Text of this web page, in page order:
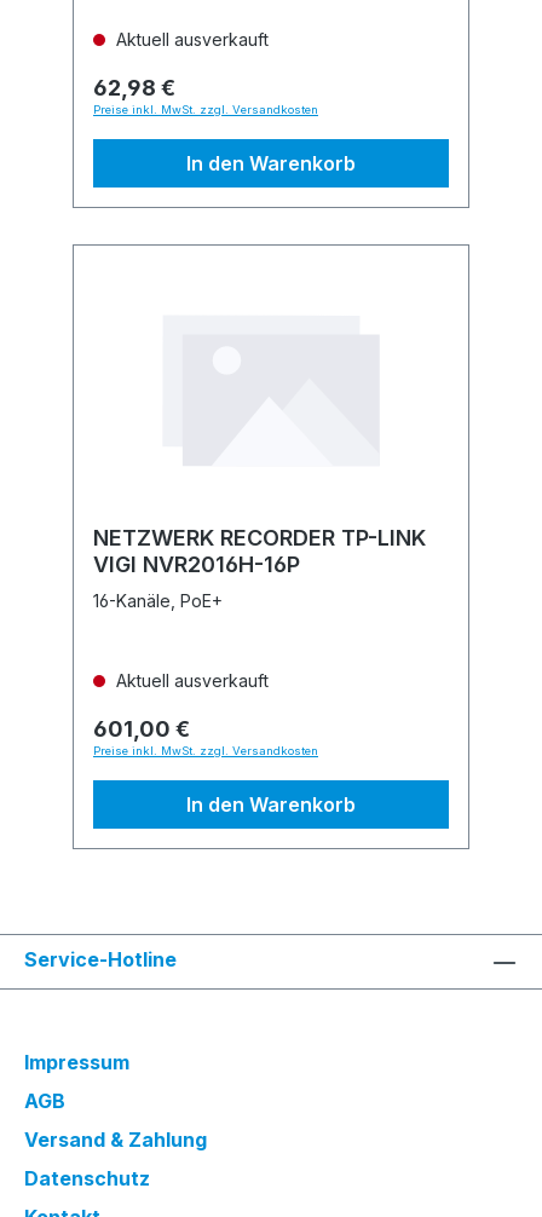
Aktuell ausverkauft
62,98 €
Preise inkl. MwSt. zzgl. Versandkosten
In den Warenkorb
NETZWERK RECORDER TP-LINK
VIGI NVR2016H-16P
16-Kanäle, PoE+
Aktuell ausverkauft
601,00 €
Preise inkl. MwSt. zzgl. Versandkosten
In den Warenkorb
Service-Hotline
Impressum
AGB
Versand & Zahlung
Datenschutz